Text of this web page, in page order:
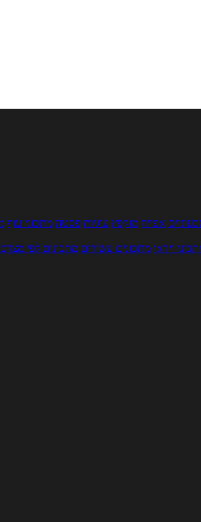
אפייה מוקפץ עוגיות פסטה מתכוני עוף
וידאו מתכונים עשירים מתכונים לפי